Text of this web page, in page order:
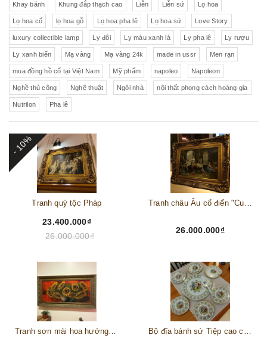
Khay bánh Khung đắp thạch cao Liễn Liễn sứ Lọ hoa
Lọ hoa cổ lọ hoa gỗ Lọ hoa pha lê Lọ hoa sứ Love Story
luxury collectible lamp Ly đôi Ly màu xanh lá Ly pha lê Ly rượu
Ly xanh biển Mạ vàng Mạ vàng 24k made in ussr Men rạn
mua đồng hồ cổ tại Việt Nam Mỹ phẩm napoleo Napoleon
Nghề thủ công Nghệ thuật Ngôi nhà nội thất phong cách hoàng gia
Nutrilon Pha lê
- 10%
Tranh quý tộc Pháp
23.400.000₫
26.000.000₫
Tranh châu Âu cổ điển "Cuộc sống lao động"
26.000.000₫
Tranh sơn mài hoa hướng dương châu Âu Bộ đĩa bánh sứ Tiệp cao cấp – Biểu tượng tinh tế cho bàn tiệc thượng lưu